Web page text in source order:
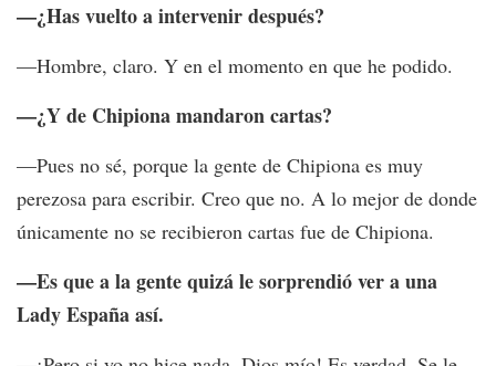
—¿Has vuelto a intervenir después?
—Hombre, claro. Y en el momento en que he podido.
—¿Y de Chipiona mandaron cartas?
—Pues no sé, porque la gente de Chipiona es muy
perezosa para escribir. Creo que no. A lo mejor de donde
únicamente no se recibieron cartas fue de Chipiona.
—Es que a la gente quizá le sorprendió ver a una
Lady España así.